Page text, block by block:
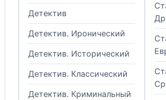
Детектив
Детектив. Иронический
Детектив. Исторический
Детектив. Классический
Детектив. Криминальный